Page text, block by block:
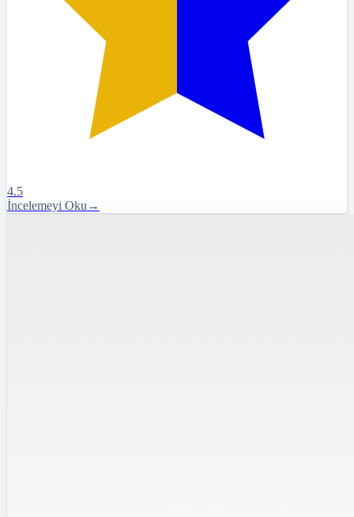
4.5
İncelemeyi Oku →